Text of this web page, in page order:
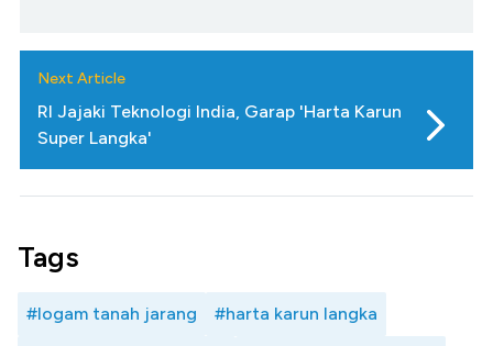
Next Article
RI Jajaki Teknologi India, Garap 'Harta Karun
Super Langka'
Tags
#logam tanah jarang #harta karun langka